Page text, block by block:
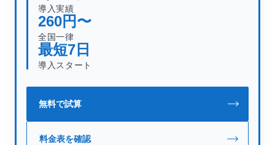
導入実績
260円〜
全国一律
最短7 日
導入スタート
無料で試算
料金表を確認